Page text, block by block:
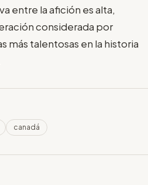
entre la afición es alta,
considerada por
más talentosas en la historia
canadá